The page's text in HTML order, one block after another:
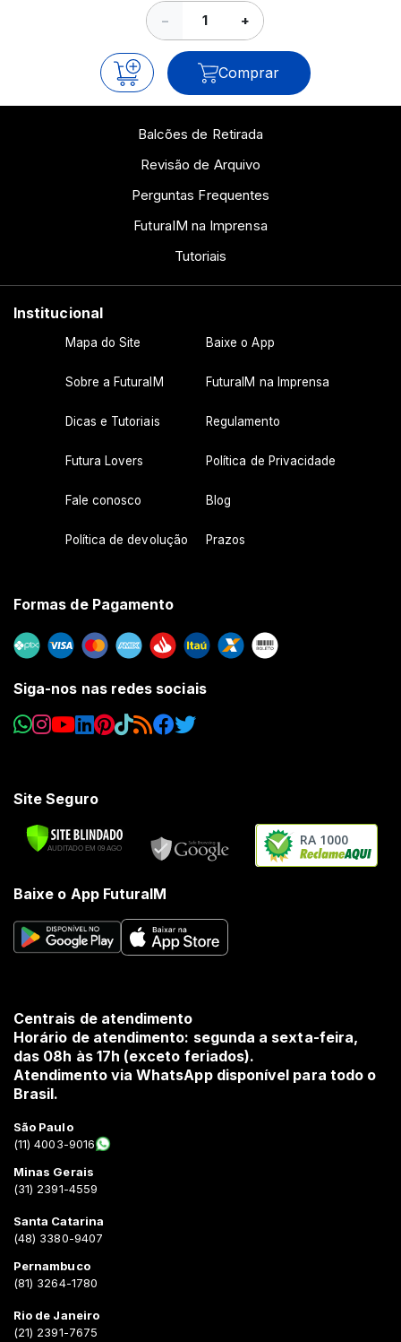
− +
Comprar
Balcões de Retirada
Revisão de Arquivo
Perguntas Frequentes
FuturaIM na Imprensa
Tutoriais
Institucional
Mapa do Site Baixe o App
Sobre a FuturaIM FuturaIM na Imprensa
Dicas e Tutoriais Regulamento
Futura Lovers Política de Privacidade
Fale conosco Blog
Política de devolução Prazos
Formas de Pagamento
Siga-nos nas redes sociais
Site Seguro
RA 1000
Baixe o App FuturaIM
Centrais de atendimento
Horário de atendimento: segunda a sexta-feira,
das 08h às 17h (exceto feriados).
Atendimento via WhatsApp disponível para todo o
Brasil.
São Paulo
(11) 4003-9016
Minas Gerais
(31) 2391-4559
Santa Catarina
(48) 3380-9407
Pernambuco
(81) 3264-1780
Rio de Janeiro
(21) 2391-7675